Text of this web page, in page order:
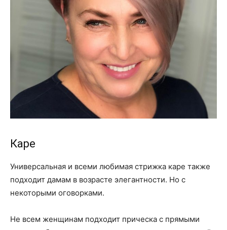
Каре
Универсальная и всеми любимая стрижка каре также
подходит дамам в возрасте элегантности. Но с
некоторыми оговорками.
Не всем женщинам подходит прическа с прямыми